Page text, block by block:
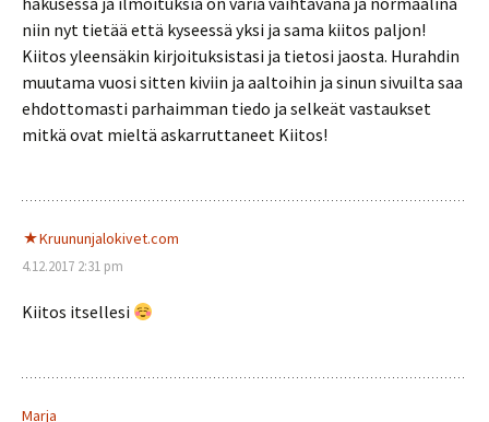
niin nyt tietää että kyseessä yksi ja sama kiitos paljon!
Kiitos yleensäkin kirjoituksistasi ja tietosi jaosta. Hurahdin
muutama vuosi sitten kiviin ja aaltoihin ja sinun sivuilta saa
ehdottomasti parhaimman tiedo ja selkeät vastaukset
mitkä ovat mieltä askarruttaneet Kiitos!
Kruununjalokivet.com
4.12.2017 2:31 pm
Kiitos itsellesi
Marja